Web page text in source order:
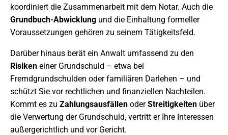
koordiniert die Zusammenarbeit mit dem Notar. Auch die
Grundbuch-Abwicklung und die Einhaltung formeller
Voraussetzungen gehören zu seinem Tätigkeitsfeld.
Darüber hinaus berät ein Anwalt umfassend zu den
Risiken einer Grundschuld – etwa bei
Fremdgrundschulden oder familiären Darlehen – und
schützt Sie vor rechtlichen und finanziellen Nachteilen.
Kommt es zu Zahlungsausfällen oderStreitigkeiten über
die Verwertung der Grundschuld, vertritt er Ihre Interessen
außergerichtlich und vor Gericht.